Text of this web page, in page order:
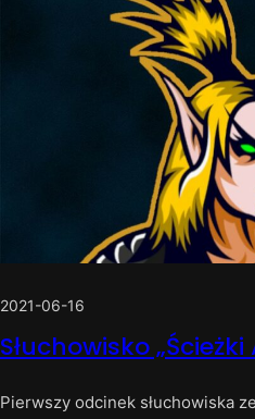
2021-06-16
Słuchowisko
Pierwszy odcinek słuchowiska